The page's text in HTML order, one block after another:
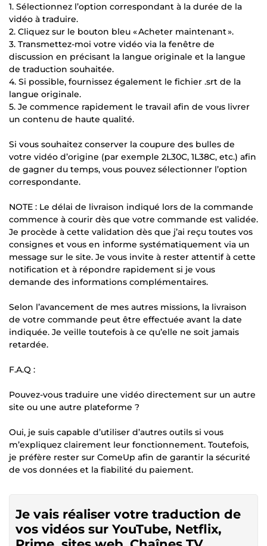
1. Sélectionnez l’option correspondant à la durée de la
vidéo à traduire.
2. Cliquez sur le bouton bleu « Acheter maintenant ».
3. Transmettez-moi votre vidéo via la fenêtre de
discussion en précisant la langue originale et la langue
de traduction souhaitée.
4. Si possible, fournissez également le fichier .srt de la
langue originale.
5. Je commence rapidement le travail afin de vous livrer
un contenu de haute qualité.
Si vous souhaitez conserver la coupure des bulles de
votre vidéo d’origine (par exemple 2L30C, 1L38C, etc.) afin
de gagner du temps, vous pouvez sélectionner l’option
correspondante.
NOTE : Le délai de livraison indiqué lors de la commande
commence à courir dès que votre commande est validée.
Je procède à cette validation dès que j’ai reçu toutes vos
consignes et vous en informe systématiquement via un
message sur le site. Je vous invite à rester attentif à cette
notification et à répondre rapidement si je vous
demande des informations complémentaires.
Selon l’avancement de mes autres missions, la livraison
de votre commande peut être effectuée avant la date
indiquée. Je veille toutefois à ce qu’elle ne soit jamais
retardée.
F.A.Q :
Pouvez-vous traduire une vidéo directement sur un autre
site ou une autre plateforme ?
Oui, je suis capable d’utiliser d’autres outils si vous
m’expliquez clairement leur fonctionnement. Toutefois,
je préfère rester sur ComeUp afin de garantir la sécurité
de vos données et la fiabilité du paiement.
Je vais réaliser votre traduction de
vos vidéos sur YouTube, Netflix,